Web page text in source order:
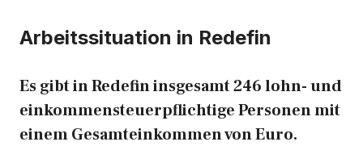
Arbeitssituation in Redefin
Es gibt in Redefin insgesamt 246 lohn- und
einkommensteuerpflichtige Personen mit
einem Gesamteinkommen von Euro.